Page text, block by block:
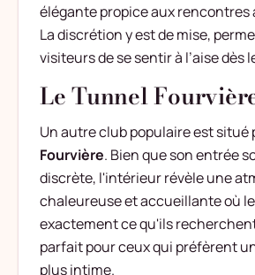
élégante propice aux rencontres
La discrétion y est de mise,
visiteurs de se sentir à l’aise dès
Le Tunnel
Un autre club populaire est situé
Fourvière. Bien que son entrée
discrète, l'intérieur révèle une
chaleureuse et accueillante où
exactement ce qu'ils
parfait pour ceux qui préfèrent
plus intime.